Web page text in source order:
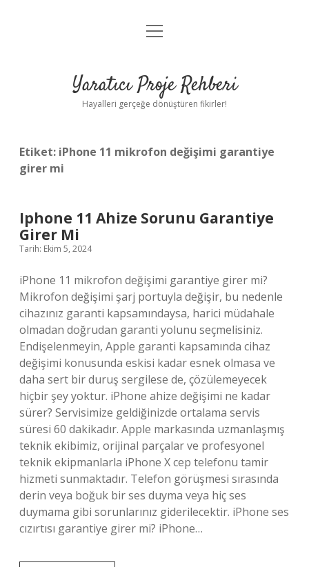
Anasayfa
Yasal Uyarı
menüyü
Yaratıcı Proje Rehberi
Hayalleri gerçeğe dönüştüren fikirler!
Etiket: iPhone 11 mikrofon değişimi garantiye
girer mi
Iphone 11 Ahize Sorunu Garantiye
Girer Mi
Tarih: Ekim 5, 2024
iPhone 11 mikrofon değişimi garantiye girer mi?
Mikrofon değişimi şarj portuyla değişir, bu nedenle
cihazınız garanti kapsamındaysa, harici müdahale
olmadan doğrudan garanti yolunu seçmelisiniz.
Endişelenmeyin, Apple garanti kapsamında cihaz
değişimi konusunda eskisi kadar esnek olmasa ve
daha sert bir duruş sergilese de, çözülemeyecek
hiçbir şey yoktur. iPhone ahize değişimi ne kadar
sürer? Servisimize geldiğinizde ortalama servis
süresi 60 dakikadır. Apple markasında uzmanlaşmış
teknik ekibimiz, orijinal parçalar ve profesyonel
teknik ekipmanlarla iPhone X cep telefonu tamir
hizmeti sunmaktadır. Telefon görüşmesi sırasında
derin veya boğuk bir ses duyma veya hiç ses
duymama gibi sorunlarınız giderilecektir. iPhone ses
cızırtısı garantiye girer mi? iPhone…